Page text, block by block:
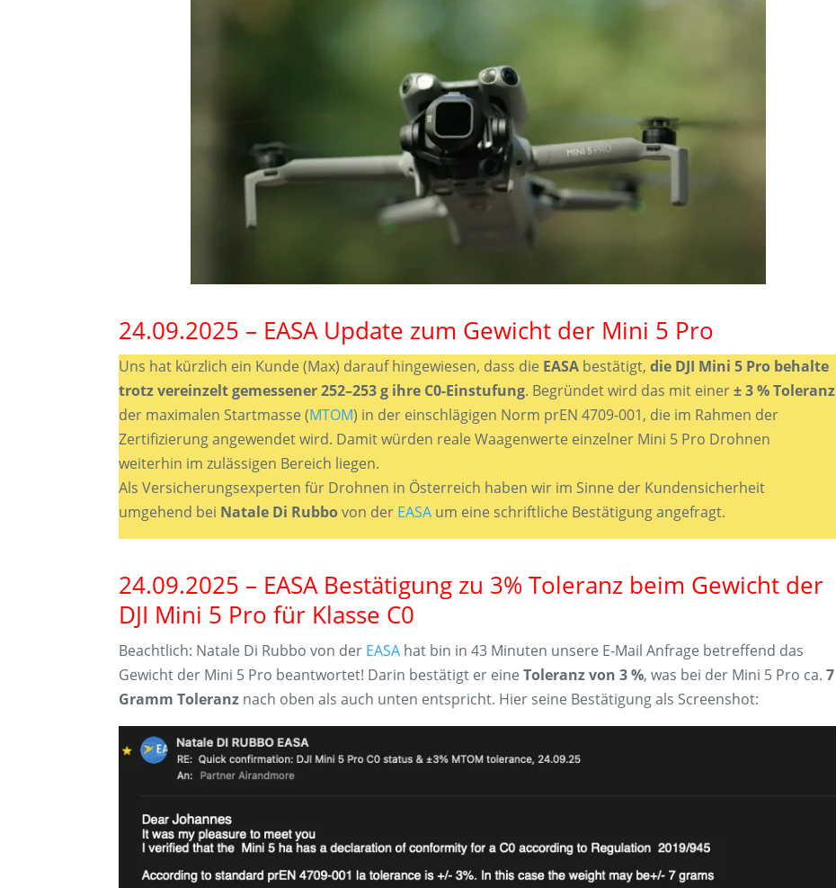
24.09.2025 – EASA Update zum Gewicht der Mini 5 Pro
Uns hat kürzlich ein Kunde (Max) darauf hingewiesen, dass die EASA bestätigt, die DJI Mini 5 Pro behalte
trotz vereinzelt gemessener 252–253 g ihre C0-Einstufung. Begründet wird das mit einer± 3 % Toleranz
der maximalen Startmasse (MTOM) in der einschlägigen Norm prEN 4709-001, die im Rahmen der
Zertifizierung angewendet wird. Damit würden reale Waagenwerte einzelner Mini 5 Pro Drohnen
weiterhin im zulässigen Bereich liegen.
Als Versicherungsexperten für Drohnen in Österreich haben wir im Sinne der Kundensicherheit
umgehend bei Natale Di Rubbovon der EASA um eine schriftliche Bestätigung angefragt.
24.09.2025 – EASA Bestätigung zu 3% Toleranz beim Gewicht der
DJI Mini 5 Pro für Klasse C0
Beachtlich: Natale Di Rubbo von der EASA hat bin in 43 Minuten unsere E-Mail Anfrage betreffend das
Gewicht der Mini 5 Pro beantwortet! Darin bestätigt er eine Toleranz von 3 %, was bei der Mini 5 Pro ca. 7
Gramm Toleranz nach oben als auch unten entspricht. Hier seine Bestätigung als Screenshot: